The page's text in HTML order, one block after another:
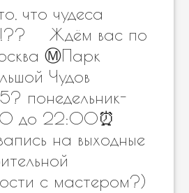
что чудеса
⠀ Ждём вас по
Ⓜ️Парк
Чудов
понедельник-
до 22:00⏰
на выходные
с мастером?)